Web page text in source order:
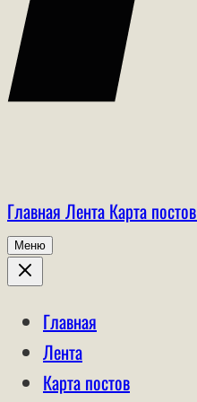
Главная Лента Карта постов
Меню
Главная
Лента
Карта постов